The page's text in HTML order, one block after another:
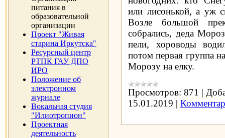
питания в
образовательной
организации
Проект "Живая
старина Иркутска"
Ресурсный центр
РТПК ГАУ ДПО
ИРО
Положение об
электронном
журнале
Вокальная студия
"Илиотропион"
Проектная
деятельность
или лисонькой, а уж
Возле большой
собрались, деда
пели, хороводы
потом первая группа
Морозу на елку.
Просмотров: 871 |
15.01.2019 |